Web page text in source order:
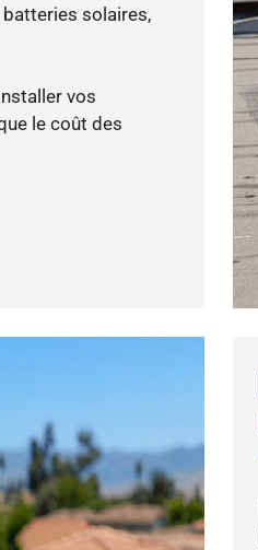
solaires,
vos
le coût des